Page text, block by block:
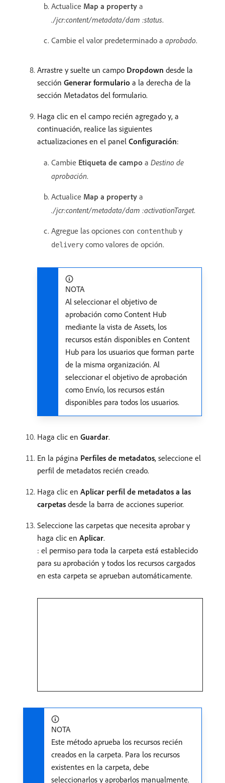
Actualice Map a property a
./jcr:content/metadata/dam :status.
Cambie el valor predeterminado a aprobado.
Arrastre y suelte un campo Dropdown desde la
sección Generar formulario a la derecha de la
sección Metadatos del formulario.
Haga clic en el campo recién agregado y, a
continuación, realice las siguientes
actualizaciones en el panel Configuración:
Cambie Etiqueta de campo a Destino de
aprobación.
Actualice Map a property a
./jcr:content/metadata/dam :activationTarget.
Agregue las opciones con contenthub y
delivery como valores de opción.
NOTA
Al seleccionar el objetivo de
aprobación como Content Hub
mediante la vista de Assets, los
recursos están disponibles en Content
Hub para los usuarios que forman parte
de la misma organización. Al
seleccionar el objetivo de aprobación
como Envío, los recursos están
disponibles para todos los usuarios.
Haga clic en Guardar.
En la página Perfiles de metadatos, seleccione el
perfil de metadatos recién creado.
Haga clic en Aplicar perfil de metadatos a las
carpetas desde la barra de acciones superior.
Seleccione las carpetas que necesita aprobar y
haga clic en Aplicar.
: el permiso para toda la carpeta está establecido
para su aprobación y todos los recursos cargados
en esta carpeta se aprueban automáticamente.
NOTA
Este método aprueba los recursos recién
creados en la carpeta. Para los recursos
existentes en la carpeta, debe
seleccionarlos y aprobarlos manualmente.